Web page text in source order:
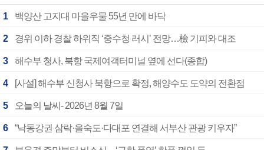
1 백양산 고지대 마을우물 55년 만에 바닥
2 경위 이하 경찰 하위직 ‘중수청 러시’ 전망…檢 기피와 대조
3 해수부 청사, 북항 국제여객터미널 옆에 선다(종합)
4 [사설] 해수부 신청사 북항으로 확정, 해양수도 도약의 전환점
5 오늘의 날씨- 2026년 8월 7일
6 “낙동강권 삼락·을숙도·다대포 연결해 서부산 관광 키우자”